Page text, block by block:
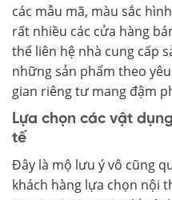
các mẫu mã, màu sắc
rất nhiều các cửa hàng
thể liên hệ nhà cung cấp
những sản phẩm theo
gian riêng tư mang đậm
Lựa chọn các vật
tế
Đây là mộ lưu ý vô cũng
khách hàng lựa chọn nội